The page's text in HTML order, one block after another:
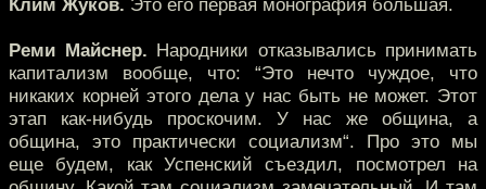
Клим Жуков. Это его первая монография большая.
Реми Майснер. Народники отказывались принимать
капитализм вообще, что: “Это нечто чуждое, что
никаких корней этого дела у нас быть не может. Этот
этап как-нибудь проскочим. У нас же община, а
община, это практически социализм“. Про это мы
еще будем, как Успенский съездил, посмотрел на